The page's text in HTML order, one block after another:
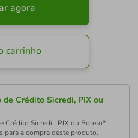
agora
carrinho
Crédito Sicredi, PIX ou
Crédito Sicredi , PIX ou Boleto*
para a compra deste produto.